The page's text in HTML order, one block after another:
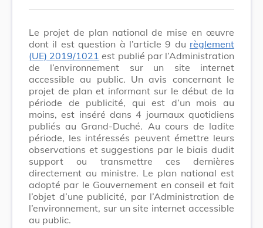
Le projet de plan national de mise en œuvre
dont il est question à l’article 9 du règlement
(UE) 2019/1021 est publié par l’Administration
de l’environnement sur un site internet
accessible au public. Un avis concernant le
projet de plan et informant sur le début de la
période de publicité, qui est d’un mois au
moins, est inséré dans 4 journaux quotidiens
publiés au Grand-Duché. Au cours de ladite
période, les intéressés peuvent émettre leurs
observations et suggestions par le biais dudit
support ou transmettre ces dernières
directement au ministre. Le plan national est
adopté par le Gouvernement en conseil et fait
l’objet d’une publicité, par l’Administration de
l’environnement, sur un site internet accessible
au public.